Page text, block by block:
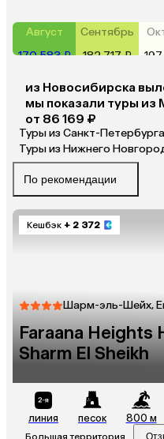
Август
170 583 ₽
Сентябрь
182 717 ₽
из Новосибирска
мы показали туры из
от 86 169 ₽
Туры из Санкт-Петербурга
Туры из Нижнего
По рекомендации
Кешбэк + 2 372
Шарм-эль-Шейх,
Faraana Heights
Sharm El Sheikh
линия песок 800 м